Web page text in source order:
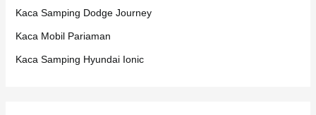
Kaca Samping Dodge Journey
Kaca Mobil Pariaman
Kaca Samping Hyundai Ionic